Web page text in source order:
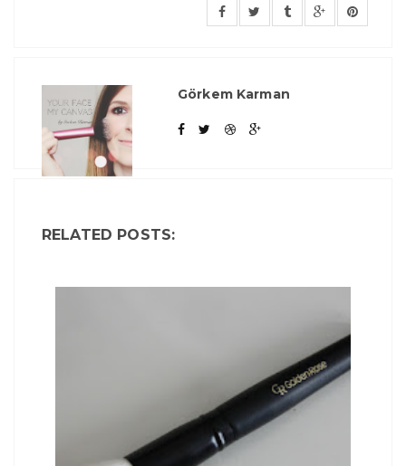
Görkem Karman
RELATED POSTS: